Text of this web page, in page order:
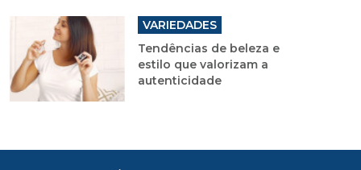
VARIEDADES
Tendências de beleza e
estilo que valorizam a
autenticidade